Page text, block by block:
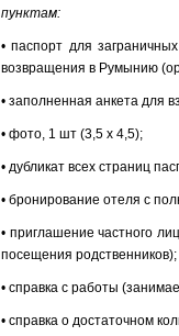
пунктам:
• паспорт для
возвращения в Румынию
• заполненная анкета для
• фото, 1 шт (3,5 х 4,5);
• дубликат всех страниц
• бронирование отеля с
• приглашение частного
посещения родственников);
• справка с работы
• справка о достаточном